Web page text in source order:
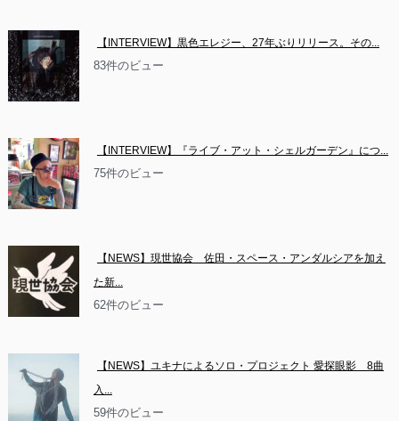
【INTERVIEW】黒色エレジー、27年ぶりリリース。その...
83件のビュー
【INTERVIEW】『ライブ・アット・シェルガーデン』につ...
75件のビュー
【NEWS】現世協会　佐田・スペース・アンダルシアを加え
た新...
62件のビュー
【NEWS】ユキナによるソロ・プロジェクト 愛探眼影　8曲
入...
59件のビュー